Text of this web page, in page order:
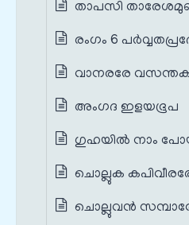
താപസി
രംഗം 6
വാനരരേ
അംഗദ ഇളയഭൂപ
ഗുഹയില്‍ നാം
ചൊല്ലുക
ചൊല്ലുവന്‍